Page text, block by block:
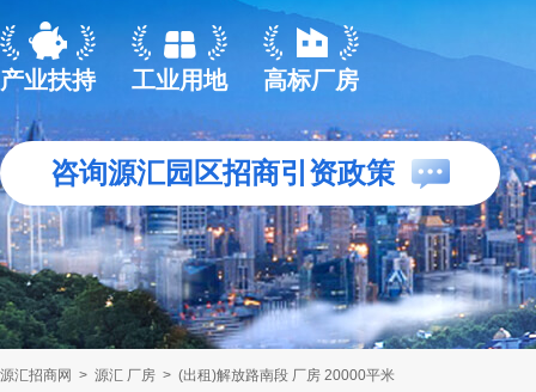
产业扶持 工业用地 高标厂房
咨询源汇园区招商引资政策
源汇招商网 > 源汇 厂房 > (出租)解放路南段 厂房 20000平米